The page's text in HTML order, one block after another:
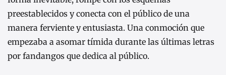
preestablecidos y conecta con el público de una
manera ferviente y entusiasta. Una conmoción que
empezaba a asomar tímida durante las últimas letras
por fandangos que dedica al público.